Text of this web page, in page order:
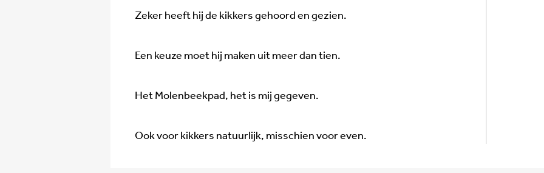
Zeker heeft hij de kikkers gehoord en gezien.
Een keuze moet hij maken uit meer dan tien.
Het Molenbeekpad, het is mij gegeven.
Ook voor kikkers natuurlijk, misschien voor even.